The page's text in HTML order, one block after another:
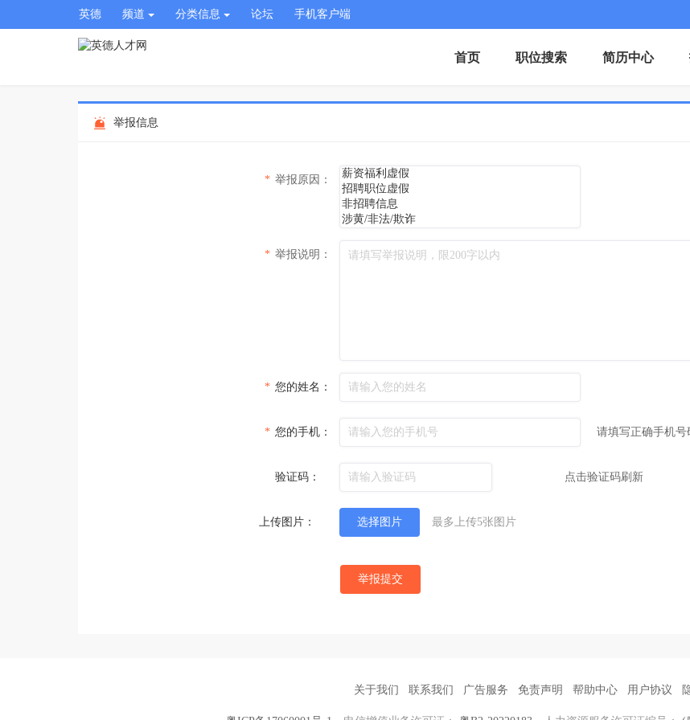
英德 频道 分类信息 论坛 手机客户端
首页 职位搜索 简历中心
举报信息
* 举报原因：
* 举报说明：
* 您的姓名：
* 您的手机： 请填写正确手机号
验证码： 点击验证码刷新
上传图片： 选择图片 最多上传5张图片
举报提交
关于我们 联系我们 广告服务 免责声明 帮助中心 用户协议